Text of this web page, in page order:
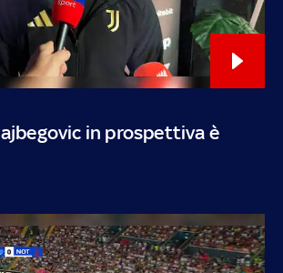
in prospettiva è